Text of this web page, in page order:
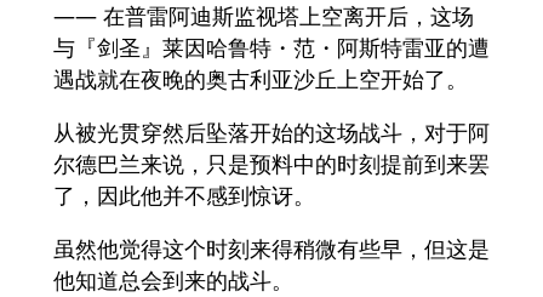
—— 在普雷阿迪斯监视塔上空离开后，这场
与『剑圣』莱因哈鲁特・范・阿斯特雷亚的遭
遇战就在夜晚的奥古利亚沙丘上空开始了。
从被光贯穿然后坠落开始的这场战斗，对于阿
尔德巴兰来说，只是预料中的时刻提前到来罢
了，因此他并不感到惊讶。
虽然他觉得这个时刻来得稍微有些早，但这是
他知道总会到来的战斗。